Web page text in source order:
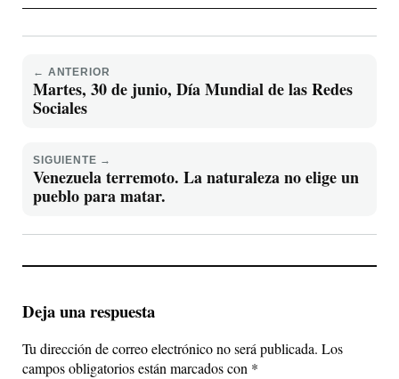
← ANTERIOR
Martes, 30 de junio, Día Mundial de las Redes
Sociales
SIGUIENTE →
Venezuela terremoto. La naturaleza no elige un
pueblo para matar.
Deja una respuesta
Tu dirección de correo electrónico no será publicada. Los
campos obligatorios están marcados con *